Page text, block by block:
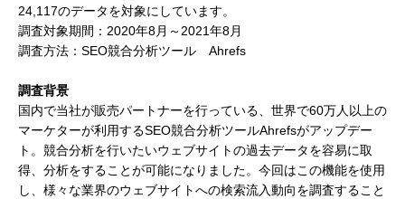
24,117のデータを対象にしています。
調査対象期間：2020年8月～2021年8月
調査方法：SEO競合分析ツール Ahrefs
調査背景
国内で当社が販売パートナーを行っている、世界で60万人以上の
マーケターが利用するSEO競合分析ツールAhrefsがアップデー
ト。競合分析を行いたいウェブサイトの過去データを容易に取
得、分析をすることが可能になりました。今回はこの機能を使用
し、様々な業界のウェブサイトへの検索流入動向を調査すること